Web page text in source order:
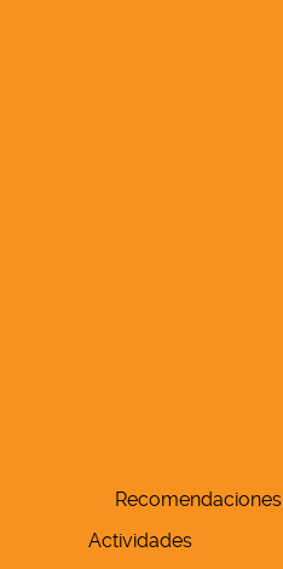
Recomendaciones
Actividades